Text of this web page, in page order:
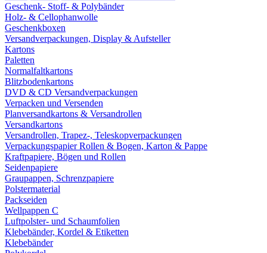
Geschenk- Stoff- & Polybänder
Holz- & Cellophanwolle
Geschenkboxen
Versandverpackungen, Display & Aufsteller
Kartons
Paletten
Normalfaltkartons
Blitzbodenkartons
DVD & CD Versandverpackungen
Verpacken und Versenden
Planversandkartons & Versandrollen
Versandkartons
Versandrollen, Trapez-, Teleskopverpackungen
Verpackungspapier Rollen & Bogen, Karton & Pappe
Kraftpapiere, Bögen und Rollen
Seidenpapiere
Graupappen, Schrenzpapiere
Polstermaterial
Packseiden
Wellpappen C
Luftpolster- und Schaumfolien
Klebebänder, Kordel & Etiketten
Klebebänder